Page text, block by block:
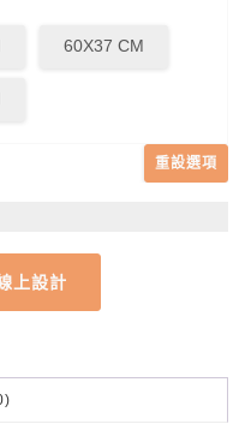
60X37 CM
重設選項
上設計